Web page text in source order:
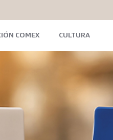
COMEX CULTURA